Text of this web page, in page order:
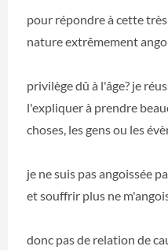
pour répondre à cette
nature extrêmement
privilège dû à l'âge? je
l'expliquer à prendre
choses, les gens ou les
je ne suis pas angoissée
et souffrir plus ne
donc pas de relation de